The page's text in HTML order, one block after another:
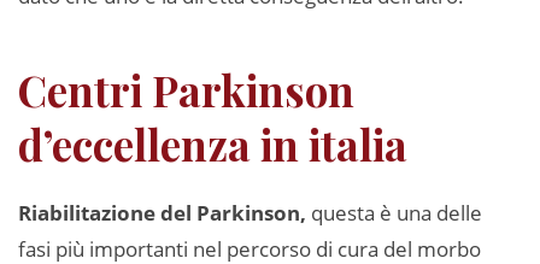
Centri Parkinson
d’eccellenza in italia
Riabilitazione del Parkinson, questa è una delle
fasi più importanti nel percorso di cura del morbo